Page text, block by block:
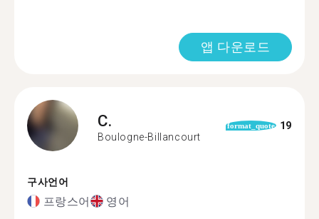
앱 다운로드
C.
Boulogne-Billancourt
format_quote 19
구사언어
프랑스어 영어